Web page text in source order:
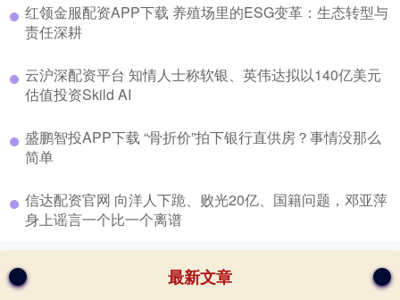
​红领金服配资APP下载 养殖场里的ESG变革：生态转型与
责任深耕
​云沪深配资平台 知情人士称软银、英伟达拟以140亿美元
估值投资Skild AI
​盛鹏智投APP下载 “骨折价”拍下银行直供房？事情没那么
简单
​信达配资官网 向洋人下跪、败光20亿、国籍问题，邓亚萍
身上谣言一个比一个离谱
最新文章